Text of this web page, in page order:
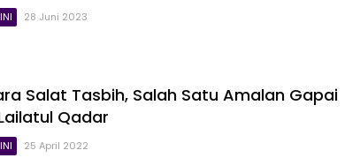
28 Juni 2023
Salat Tasbih, Salah Satu Amalan Gapai
Qadar
25 April 2022